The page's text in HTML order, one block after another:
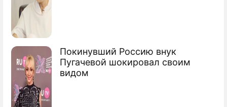
Покинувший Россию внук
Пугачевой шокировал своим
видом